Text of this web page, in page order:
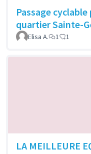
Passage
quartier Sainte-
Elisa A. 1 1
LA MEILLEURE